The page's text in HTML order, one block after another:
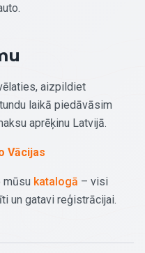
aizpildiet
laikā piedāvāsim
aprēķinu Latvijā.
Vācijas
mūsu katalogā – visi
un gatavi reģistrācijai.